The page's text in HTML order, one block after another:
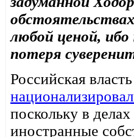
любой ценой,
потеря
Российская
поскольку в
иностранные